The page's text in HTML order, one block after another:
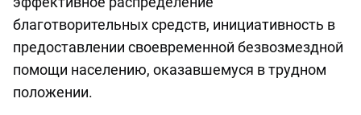
благотворительных средств, инициативность в
предоставлении своевременной безвозмездной
помощи населению, оказавшемуся в трудном
положении.